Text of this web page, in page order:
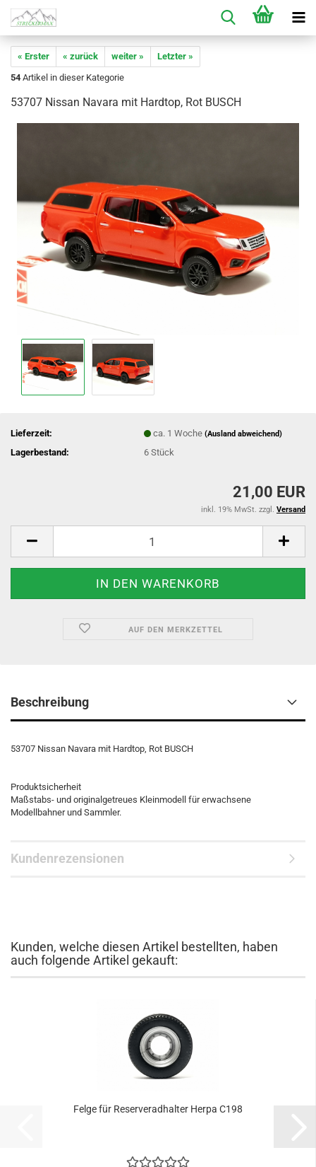
« Erster « zurück weiter »
Letzter »
54 Artikel in dieser Kategorie
53707 Nissan Navara mit Hardtop, Rot BUSCH
Lieferzeit: ca. 1 Woche(Ausland abweichend)
Lagerbestand: 6Stück
21,00 EUR
inkl. 19% MwSt. zzgl. Versand
AUF DEN MERKZETTEL
Beschreibung
53707 Nissan Navara mit Hardtop, Rot BUSCH
Produktsicherheit
Maßstabs- und originalgetreues Kleinmodell für erwachsene
Modellbahner und Sammler.
Kundenrezensionen
Kunden, welche diesen Artikel bestellten, haben
auch folgende Artikel gekauft:
Felge für Reserveradhalter Herpa C198